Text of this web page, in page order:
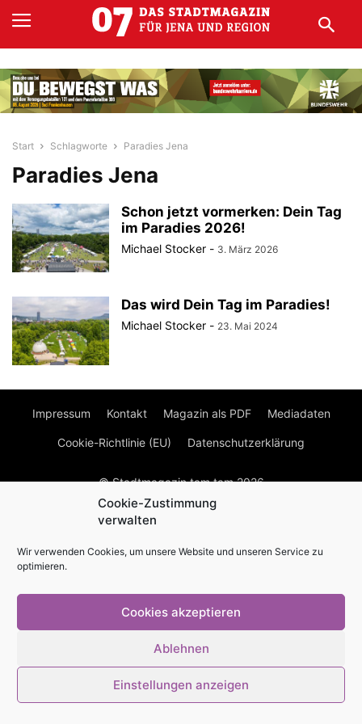
Cookie-Zustimmung
verwalten
Wir verwenden Cookies, um unsere Website und unseren Service zu
optimieren.
Cookies akzeptieren
Ablehnen
Einstellungen anzeigen
Start Schlagworte Paradies Jena
Paradies Jena
Schon jetzt vormerken: Dein Tag
im Paradies 2026!
Michael Stocker - 3. März 2026
Das wird Dein Tag im Paradies!
Michael Stocker - 23. Mai 2024
Impressum Kontakt Magazin als PDF Mediadaten
Cookie-Richtlinie (EU) Datenschutzerklärung
© Stadtmagazin tam.tam 2026